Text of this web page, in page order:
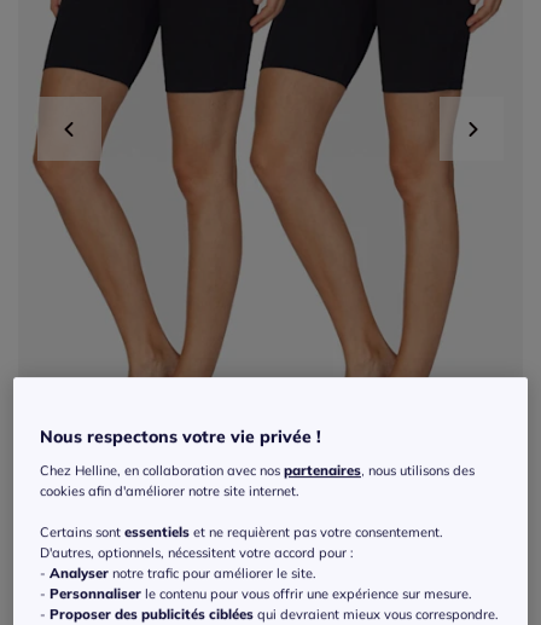
Exclu web
Cyclistes basiques confortables en coton
et élasthanne doux
Réf : 677.431.004 5 /5- 1avis
Nous respectons votre vie privée !
Chez Helline, en collaboration avec nospartenaires, nous utilisons des
cookies afin d'améliorer notre site internet.
Certains sontessentiels et ne requièrent pas votre consentement.
D'autres, optionnels, nécessitent votre accord pour :
-Analyser notre trafic pour améliorer le site.
-Personnaliser le contenu pour vous offrir une expérience sur mesure.
-Proposer des publicités ciblées qui devraient mieux vous correspondre.